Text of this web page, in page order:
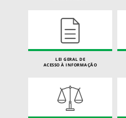
LEI GERAL DE
ACESSO À INFORMAÇÃO